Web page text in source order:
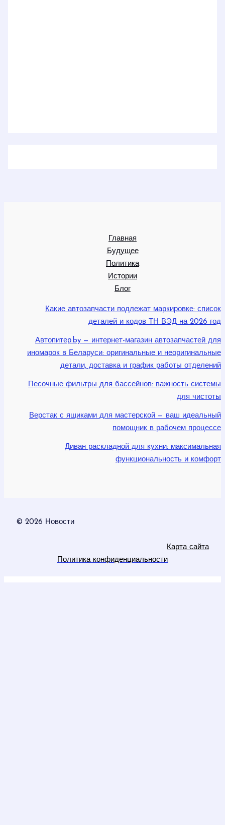
Главная
Будущее
Политика
Истории
Блог
Какие автозапчасти подлежат маркировке: список
деталей и кодов ТН ВЭД на 2026 год
Автопитер.by — интернет-магазин автозапчастей для
иномарок в Беларуси: оригинальные и неоригинальные
детали, доставка и график работы отделений
Песочные фильтры для бассейнов: важность системы
для чистоты
Верстак с ящиками для мастерской — ваш идеальный
помощник в рабочем процессе
Диван раскладной для кухни: максимальная
функциональность и комфорт
© 2026 Новости
Карта сайта
Политика конфиденциальности